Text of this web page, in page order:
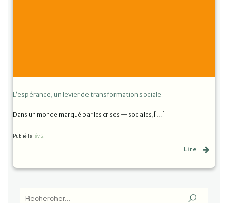
L’espérance, un levier de transformation sociale
Dans un monde marqué par les crises — sociales,[…]
Publié leFév 2
Lire